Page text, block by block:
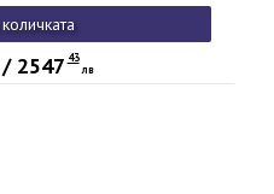
USB Hub, Silver + Logitech
8000 DPI, 6 Programmable
Black
2547 43
лв